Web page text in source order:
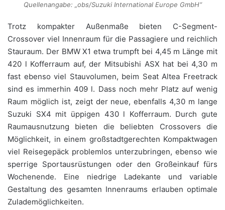
Quellenangabe: „obs/Suzuki International Europe GmbH“
Trotz kompakter Außenmaße bieten C-Segment-
Crossover viel Innenraum für die Passagiere und reichlich
Stauraum. Der BMW X1 etwa trumpft bei 4,45 m Länge mit
420 l Kofferraum auf, der Mitsubishi ASX hat bei 4,30 m
fast ebenso viel Stauvolumen, beim Seat Altea Freetrack
sind es immerhin 409 l. Dass noch mehr Platz auf wenig
Raum möglich ist, zeigt der neue, ebenfalls 4,30 m lange
Suzuki SX4 mit üppigen 430 l Kofferraum. Durch gute
Raumausnutzung bieten die beliebten Crossovers die
Möglichkeit, in einem großstadtgerechten Kompaktwagen
viel Reisegepäck problemlos unterzubringen, ebenso wie
sperrige Sportausrüstungen oder den Großeinkauf fürs
Wochenende. Eine niedrige Ladekante und variable
Gestaltung des gesamten Innenraums erlauben optimale
Zulademöglichkeiten.